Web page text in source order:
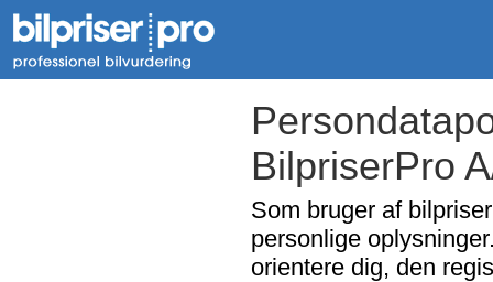
BilpriserPro
Som bruger af
personlige
orientere dig, den